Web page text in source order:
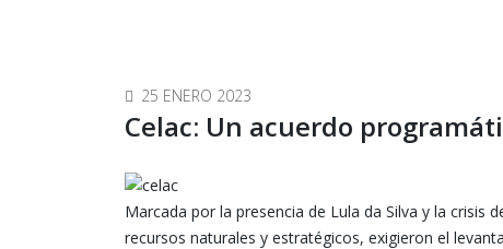
25 ENERO 2023
Celac: Un acuerdo
Marcada por la presencia de Lula da Silva y la
recursos naturales y estratégicos, exigieron el